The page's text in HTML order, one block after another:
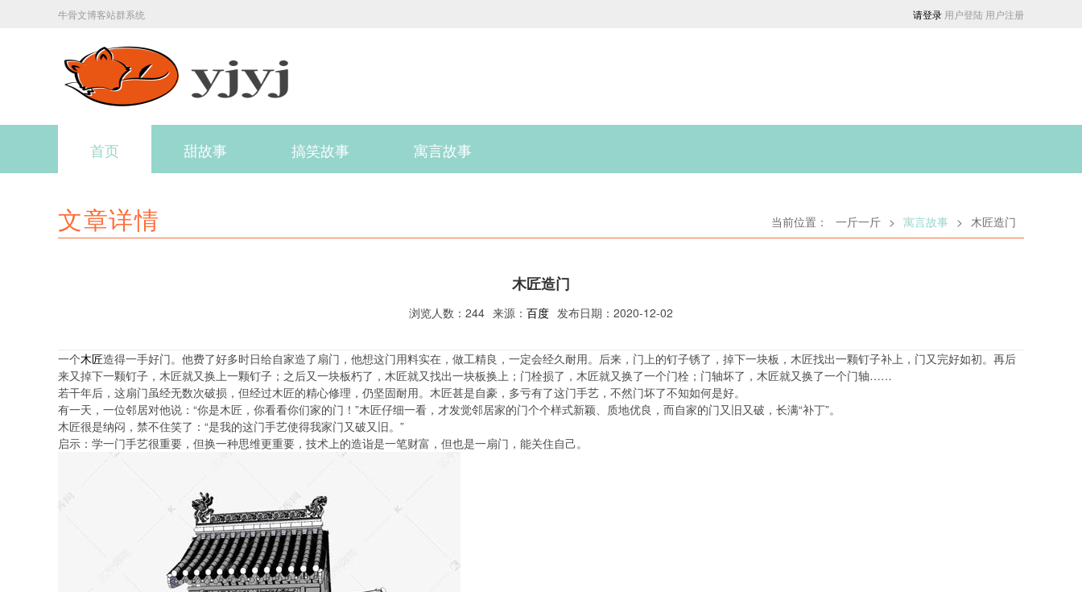
牛骨文博客站群系统 请登录 用户登陆 用户注册
首页 甜故事 搞笑故事 寓言故事
文章详情 当前位置： 一斤一斤 > 寓言故事 > 木匠造门
木匠造门
浏览人数：244 来源： 百度 发布日期：2020-12-02
一个木匠造得一手好门。他费了好多时日给自家造了扇门，他想这门用料实在，做工精良，一定会经久耐用。后来，门上的钉子锈了，掉下一块板，木匠找出一颗钉子补上，门又完好如初。再后
来又掉下一颗钉子，木匠就又换上一颗钉子；之后又一块板朽了，木匠就又找出一块板换上；门栓损了，木匠就又换了一个门栓；门轴坏了，木匠就又换了一个门轴……
若干年后，这扇门虽经无数次破损，但经过木匠的精心修理，仍坚固耐用。木匠甚是自豪，多亏有了这门手艺，不然门坏了不知如何是好。
有一天，一位邻居对他说：“你是木匠，你看看你们家的门！”木匠仔细一看，才发觉邻居家的门个个样式新颖、质地优良，而自家的门又旧又破，长满“补丁”。
木匠很是纳闷，禁不住笑了：“是我的这门手艺使得我家门又破又旧。”
启示：学一门手艺很重要，但换一种思维更重要，技术上的造诣是一笔财富，但也是一扇门，能关住自己。